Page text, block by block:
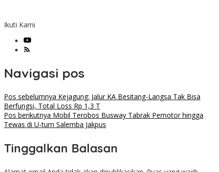
Ikuti Kami
Navigasi pos
Pos sebelumnya Kejagung: Jalur KA Besitang-Langsa Tak Bisa
Berfungsi, Total Loss Rp 1,3 T
Pos berikutnya Mobil Terobos Busway Tabrak Pemotor hingga
Tewas di U-turn Salemba Jakpus
Tinggalkan Balasan